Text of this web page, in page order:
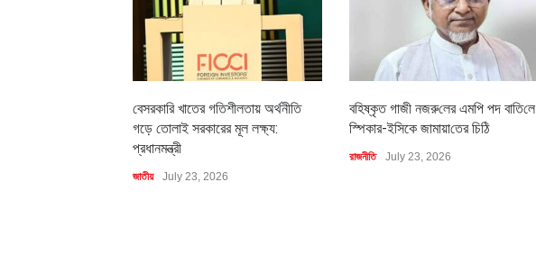
বেসরকারি খাতের গতিশীলতায় অর্থনীতি
গড়ে তোলাই সরকারের মূল লক্ষ্য:
প্রধানমন্ত্রী
জাতীয় July 23, 2026
বহিষ্কৃত গাজী নজরু‌লের এম‌পি পদ বা‌তি‌লে
স্পিকার-ইসিকে জামায়া‌তের চি‌ঠি
রাজনীতি July 23, 2026